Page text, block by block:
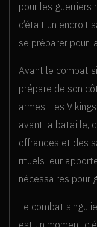
pour les guerriers
c’était un endroit
se préparer pour
Avant le combat
prépare de son
armes. Les
avant la bataille,
offrandes et des
rituels leur
nécessaires pour
Le combat
est un moment